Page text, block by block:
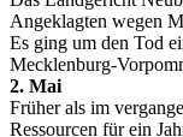
Angeklagten wegen
Es ging um den Tod
Mecklenburg-
2. Mai
Früher als im
Ressourcen für ein